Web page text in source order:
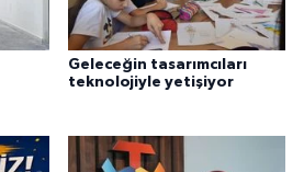
Geleceğin tasarımcıları
teknolojiyle yetişiyor